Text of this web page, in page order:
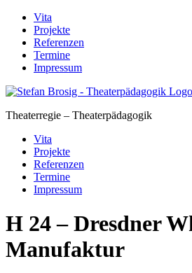
Skip
content
Vita
Projekte
Referenzen
Termine
Impressum
Theaterregie – Theaterpädagogik
Vita
Projekte
Referenzen
Termine
Impressum
H 24 – Dresdner
Manufaktur